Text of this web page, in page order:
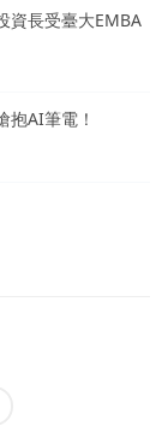
資長受臺大EMBA
抱AI筆電！